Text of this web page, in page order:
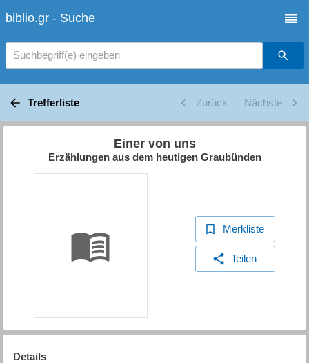
biblio.gr - Suche
Suchbegriff(e) eingeben
Trefferliste Zurück Nächste
Einer von uns
Erzählungen aus dem heutigen Graubünden
Merkliste
Teilen
Details